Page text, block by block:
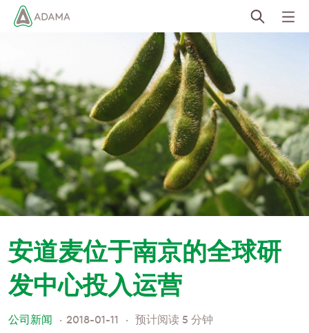
Skip
安道麦位于南京的全球研
发中心投入运营
公司新闻 2018-01-11 预计阅读 5 分钟